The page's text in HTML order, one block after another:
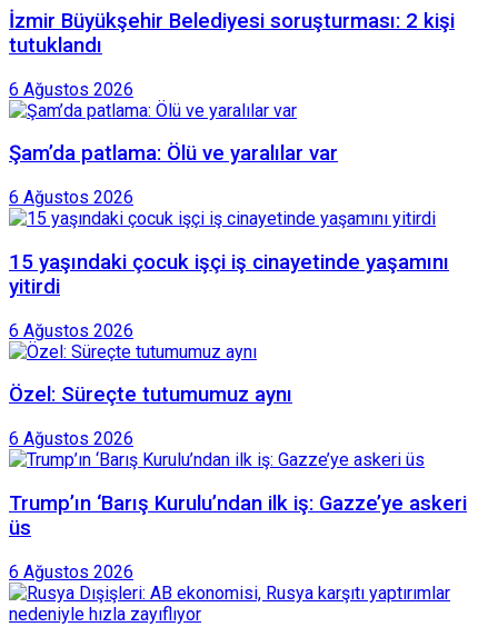
İzmir Büyükşehir Belediyesi soruşturması: 2 kişi
tutuklandı
6 Ağustos 2026
Şam’da patlama: Ölü ve yaralılar var
6 Ağustos 2026
15 yaşındaki çocuk işçi iş cinayetinde yaşamını
yitirdi
6 Ağustos 2026
Özel: Süreçte tutumumuz aynı
6 Ağustos 2026
Trump’ın ‘Barış Kurulu’ndan ilk iş: Gazze’ye askeri
üs
6 Ağustos 2026